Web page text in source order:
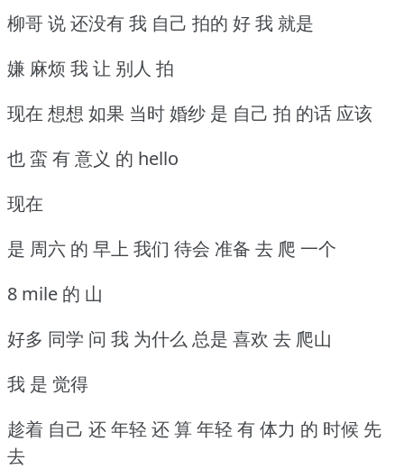
柳哥 说 还没有 我 自己 拍的 好 我 就是
嫌 麻烦 我 让 别人 拍
现在 想想 如果 当时 婚纱 是 自己 拍 的话 应该
也 蛮 有 意义 的 hello
现在
是 周六 的 早上 我们 待会 准备 去 爬 一个
8 mile 的 山
好多 同学 问 我 为什么 总是 喜欢 去 爬山
我 是 觉得
趁着 自己 还 年轻 还 算 年轻 有 体力 的 时候 先
去